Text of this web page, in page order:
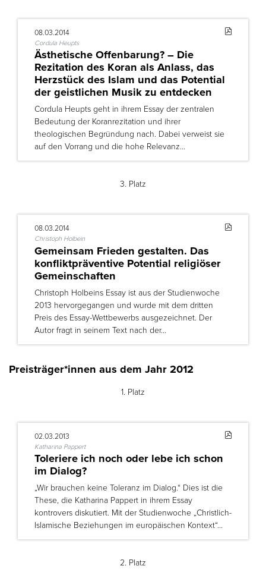
08.03.2014
Cordula Heupts
Ästhetische Offenbarung? – Die
Rezitation des Koran als Anlass, das
Herzstück des Islam und das Potential
der geistlichen Musik zu entdecken
Cordula Heupts geht in ihrem Essay der zentralen
Bedeutung der Koranrezitation und ihrer
theologischen Begründung nach. Dabei verweist sie
auf den Vorrang und die hohe Relevanz…
3. Platz
08.03.2014
Christoph Holbein
Gemeinsam Frieden gestalten. Das
konfliktpräventive Potential religiöser
Gemeinschaften
Christoph Holbeins Essay ist aus der Studienwoche
2013 hervorgegangen und wurde mit dem dritten
Preis des Essay-Wettbewerbs ausgezeichnet. Der
Autor fragt in seinem Text nach der…
Preisträger*innen aus dem Jahr 2012
1. Platz
02.03.2013
Katharina Pappert
Toleriere ich noch oder lebe ich schon
im Dialog?
„Wir brauchen keine Toleranz im Dialog.“ Dies ist die
These, die Katharina Pappert in ihrem Essay
kontrovers diskutiert. Mit der Studienwoche „Christlich-
Islamische Beziehungen im europäischen Kontext“…
2. Platz